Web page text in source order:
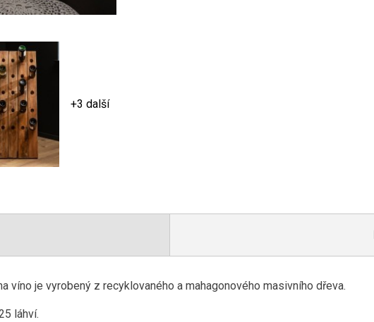
+3 další
víno je vyrobený z recyklovaného a mahagonového masivního dřeva.
láhví.